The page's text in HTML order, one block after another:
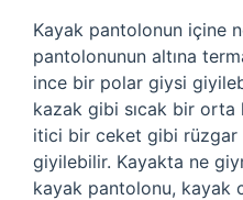
Kayak pantolonun içine
pantolonunun altına
ince bir polar giysi
kazak gibi sıcak bir
itici bir ceket gibi rüzgar
giyilebilir. Kayakta ne
kayak pantolonu, kayak